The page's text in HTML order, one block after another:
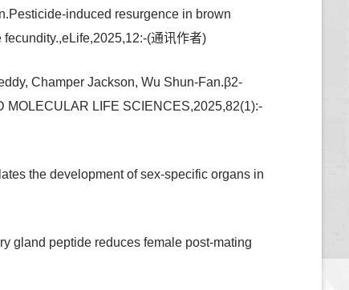
induced resurgence in brown
(通讯作者)
Champer Jackson, Wu Shun-Fan.β2-
MOLECULAR LIFE SCIENCES,2025,82(1):-
the development of sex-specific organs in
gland peptide reduces female post-mating